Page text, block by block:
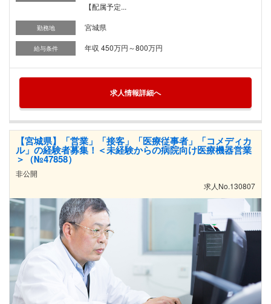
【配属予定...
勤務地 宮城県
給与条件 年収 450万円～800万円
求人情報詳細へ
【宮城県】「営業」「接客」「医療従事者」「コメディカ
ル」の経験者募集！＜未経験からの病院向け医療機器営業
＞（№47858）
非公開
求人No.130807